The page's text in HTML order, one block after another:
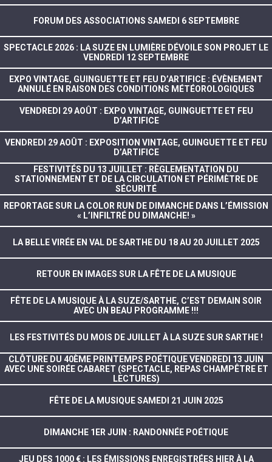
FORUM DES ASSOCIATIONS SAMEDI 6 SEPTEMBRE
SPECTACLE 2026 : LA SUZE EN LUMIÈRE DÉVOILE SON PROJET LE
VENDREDI 12 SEPTEMBRE
EXPO VINTAGE, GUINGUETTE ET FEU D’ARTIFICE : ÉVÈNEMENT
ANNULÉ EN RAISON DES CONDITIONS MÉTÉOROLOGIQUES
VENDREDI 29 AOÛT : EXPO VINTAGE, GUINGUETTE ET FEU
D’ARTIFICE
VENDREDI 29 AOÛT : EXPOSITION VINTAGE, GUINGUETTE ET FEU
D’ARTIFICE
FESTIVITÉS DU 13 JUILLET : RÈGLEMENTATION DU
STATIONNEMENT ET DE LA CIRCULATION ET PÉRIMÈTRE DE
SÉCURITÉ
REPORTAGE SUR LA COLOR RUN DE DIMANCHE DANS L’ÉMISSION
« L’INFILTRÉ DU DIMANCHE! »
LA BELLE VIRÉE EN VAL DE SARTHE DU 18 AU 20 JUILLET 2025
RETOUR EN IMAGES SUR LA FÊTE DE LA MUSIQUE
FÊTE DE LA MUSIQUE À LA SUZE/SARTHE, C’EST DEMAIN SOIR
AVEC UN BEAU PROGRAMME !!!
LES FESTIVITÉS DU MOIS DE JUILLET À LA SUZE SUR SARTHE !
CLÔTURE DU 40ÈME PRINTEMPS POÉTIQUE VENDREDI 13 JUIN
AVEC UNE SOIRÉE CABARET (SPECTACLE, REPAS CHAMPÊTRE ET
LECTURES)
FÊTE DE LA MUSIQUE SAMEDI 21 JUIN 2025
DIMANCHE 1ER JUIN : RANDONNÉE POÉTIQUE
JEU DES 1000 € : LES ÉMISSIONS ENREGISTRÉES HIER À LA